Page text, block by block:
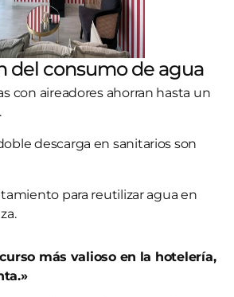
del consumo de agua
con aireadores ahorran hasta un
descarga en sanitarios son
para reutilizar agua en
más valioso en la hotelería,